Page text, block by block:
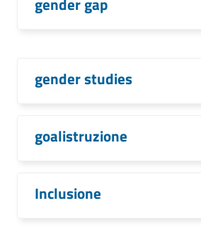
gender studies
goalistruzione
Inclusione